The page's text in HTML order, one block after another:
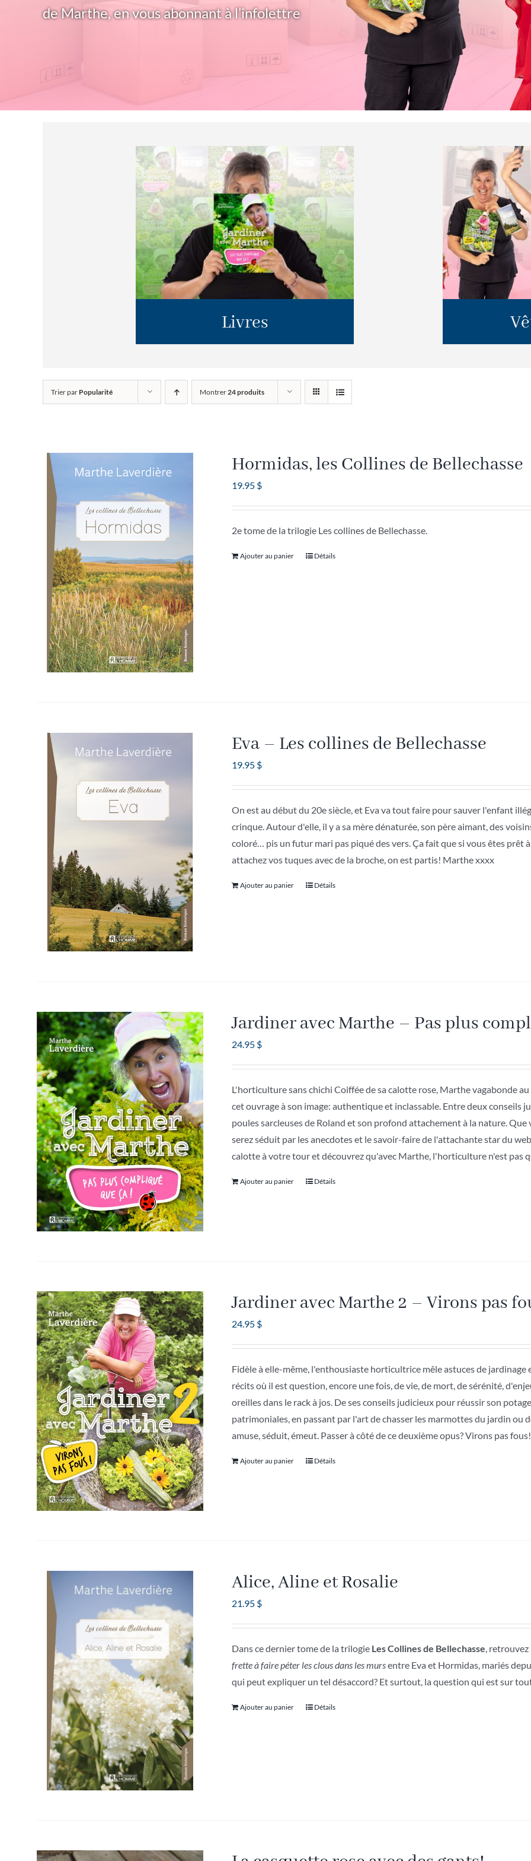
de Marthe, en vous abonnant à l’infolettre
Livres
Trier par Popularité Montrer 24 produits
Hormidas, les Collines de Bellechasse
19.95 $
2e tome de la trilogie Les collines de Bellechasse.
Ajouter au panier Détails
Eva – Les collines de Bellechasse
19.95 $
On est au début du 20e siècle, et Eva va tout faire pour sauver l'enfant
crinque. Autour d'elle, il y a sa mère dénaturée, son père aimant, des
coloré… pis un futur mari pas piqué des vers. Ça fait que si vous êtes prêt
attachez vos tuques avec de la broche, on est partis! Marthe xxxx
Ajouter au panier Détails
Jardiner avec Marthe – Pas plus
24.95 $
L'horticulture sans chichi Coiffée de sa calotte rose, Marthe vagabonde
cet ouvrage à son image: authentique et inclassable. Entre deux conseils
poules sarcleuses de Roland et son profond attachement à la nature.
serez séduit par les anecdotes et le savoir-faire de l'attachante star du
calotte à votre tour et découvrez qu'avec Marthe, l'horticulture n'est pas
Ajouter au panier Détails
Jardiner avec Marthe 2 – Virons pas
24.95 $
Fidèle à elle-même, l'enthousiaste horticultrice mêle astuces de
récits où il est question, encore une fois, de vie, de mort, de sérénité,
oreilles dans le rack à jos. De ses conseils judicieux pour réussir son
patrimoniales, en passant par l'art de chasser les marmottes du jardin ou
amuse, séduit, émeut. Passer à côté de ce deuxième opus? Virons pas fous!
Ajouter au panier Détails
Alice, Aline et Rosalie
21.95 $
Dans ce dernier tome de la trilogie Les Collines de Bellechasse ,
frette à faire péter les clous dans les mursentre Eva et Hormidas, mariés
qui peut expliquer un tel désaccord? Et surtout, la question qui est sur
Ajouter au panier Détails